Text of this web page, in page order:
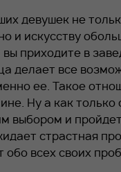
девушек не
и искусству
приходите в
делает все
ее. Такое
Ну а как только
выбором и
страстная
обо всех своих